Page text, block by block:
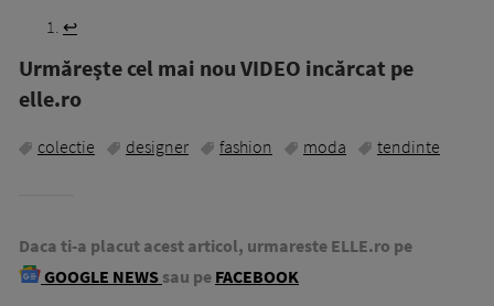
↩︎
Urmăreşte cel mai nou VIDEO incărcat pe
elle.ro
colectie designer fashion moda tendinte
Daca ti-a placut acest articol, urmareste ELLE.ro pe
GOOGLE NEWS sau pe FACEBOOK